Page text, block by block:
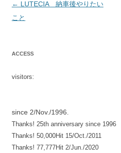
投
稿
ン
← LUTECIA 納車後やりたい
こと
ACCESS
visitors:
since 2/Nov./1996.
Thanks! 25th anniversary since 1996
Thanks! 50,000Hit 15/Oct./2011
Thanks! 77,777Hit 2/Jun./2020